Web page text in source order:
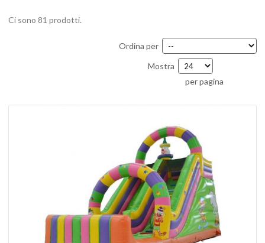
Ci sono 81 prodotti.
Ordina per
Mostra
per pagina